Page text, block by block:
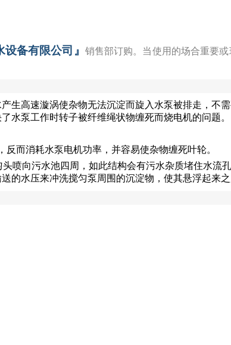
设备有限公司』 销售部订购。当使用的场合重要
生高速漩涡使杂物无法沉淀而旋入水泵被排走，不
水泵工作时转子被纤维绳状物缠死而烧电机的问题。
而消耗水泵电机功率，并容易使杂物缠死叶轮。
喷向污水池四周，如此结构会有污水杂质堵住水流
的水压来冲洗搅匀泵周围的沉淀物，使其悬浮起来